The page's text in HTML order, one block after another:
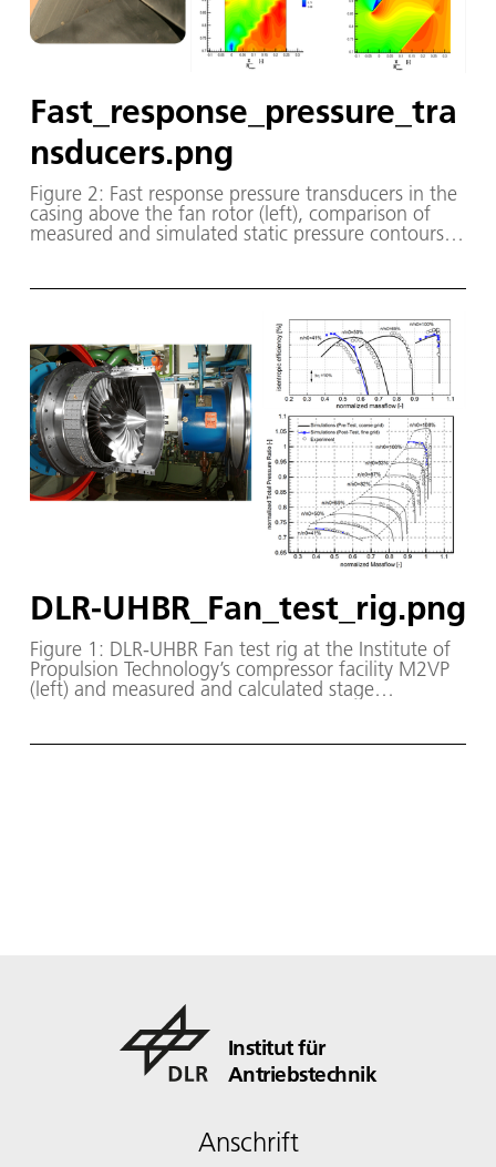
Fast_response_pressure_tra
nsducers.png
Figure 2: Fast response pressure transducers in the
casing above the fan rotor (left), comparison of
measured and simulated static pressure contours
regions in the blade-to-blade passage (right).
DLR-UHBR_Fan_test_rig.png
Figure 1: DLR-UHBR Fan test rig at the Institute of
Propulsion Technology’s compressor facility M2VP
(left) and measured and calculated stage
Institut für
Antriebstechnik
Anschrift